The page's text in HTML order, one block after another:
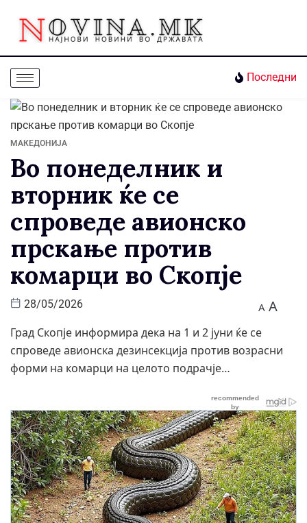
Последни
МАКЕДОНИЈА
Во понеделник и
вторник ќе се
спроведе авионско
прскање против
комарци во Скопје
28/05/2026 A A
Град Скопје информира дека на 1 и 2 јуни ќе се
спроведе авионска дезинсекција против возрасни
форми на комарци на целото подрачје…